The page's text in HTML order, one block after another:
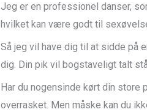
Jeg er en professionel danser,
hvilket kan være godt til
Så jeg vil have dig til at sidde på
dig. Din pik vil bogstaveligt talt
Har du nogensinde kørt din store
overrasket. Men måske kan du